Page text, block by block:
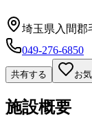
埼玉県入間郡
049-276-6850
共有する お
施設概要